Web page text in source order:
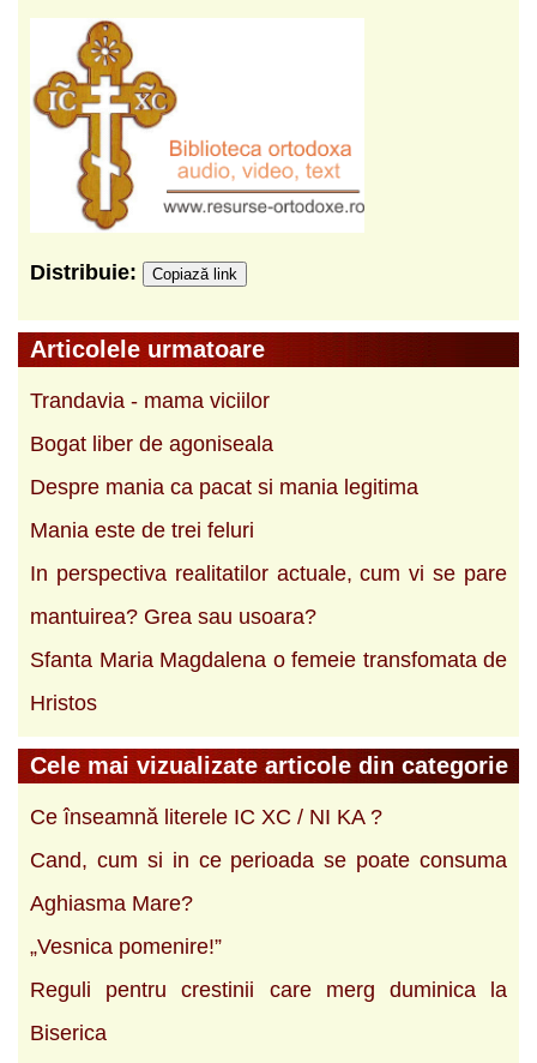
Distribuie: Copiază link
Articolele urmatoare
Trandavia - mama viciilor
Bogat liber de agoniseala
Despre mania ca pacat si mania legitima
Mania este de trei feluri
In perspectiva realitatilor actuale, cum vi se pare
mantuirea? Grea sau usoara?
Sfanta Maria Magdalena o femeie transfomata de
Hristos
Cele mai vizualizate articole din categorie
Ce înseamnă literele IC XC / NI KA ?
Cand, cum si in ce perioada se poate consuma
Aghiasma Mare?
„Vesnica pomenire!”
Reguli pentru crestinii care merg duminica la
Biserica